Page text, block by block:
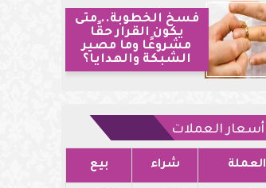
فسخ الخطوبة.. متى
يكون القرار حقًا
مشروعًا وما مصير
الشبكة والهدايا؟
أسعار العملات
العملة شراء بيع